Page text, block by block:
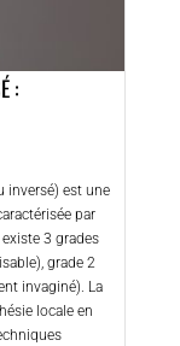
:
inversé) est une
par
3 grades
grade 2
invaginé). La
locale en